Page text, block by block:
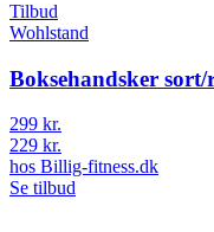
Tilbud
Wohlstand
Boksehandsker
299 kr.
229 kr.
hos Billig-fitness.dk
Se tilbud